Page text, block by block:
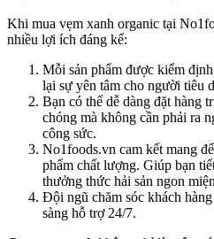
Khi mua vẹm xanh organic tại
nhiều lợi ích đáng kể:
Mỗi sản phẩm được kiểm
lại sự yên tâm cho người tiêu
Bạn có thể dễ dàng đặt hàng
chóng mà không cần phải ra
công sức.
No1foods.vn cam kết mang
phẩm chất lượng. Giúp bạn
thưởng thức hải sản ngon
Đội ngũ chăm sóc khách
sàng hỗ trợ 24/7.